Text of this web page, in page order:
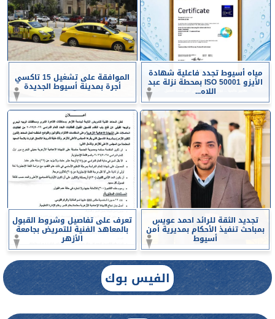
مياه أسيوط تجدد فاعلية شهادة
الأيزو ISO 50001 بمحطة نزلة عبد
اللاه...
الموافقة على تشغيل 15 تاكسي
أجرة بمدينة أسيوط الجديدة
تجديد الثقة للرائد احمد عويس
بمباحث تنفيذ الأحكام بمديرية أمن
أسيوط
تعرف على تفاصيل وشروط القبول
بالمعاهد الفنية للتمريض بجامعة
الأزهر
الفيس بوك